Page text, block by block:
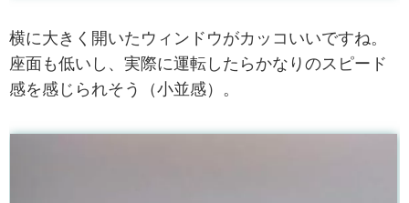
横に大きく開いたウィンドウがカッコいいですね。
座面も低いし、実際に運転したらかなりのスピード
感を感じられそう（小並感）。